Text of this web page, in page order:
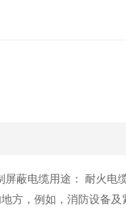
电缆用途： 耐火电
方，例如，消防设备